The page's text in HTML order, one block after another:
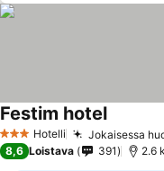
3 Tähtiluokitus
Hotelli Jokaisessa
Festim hotelKatso
8,6 Loistava 391 2.6